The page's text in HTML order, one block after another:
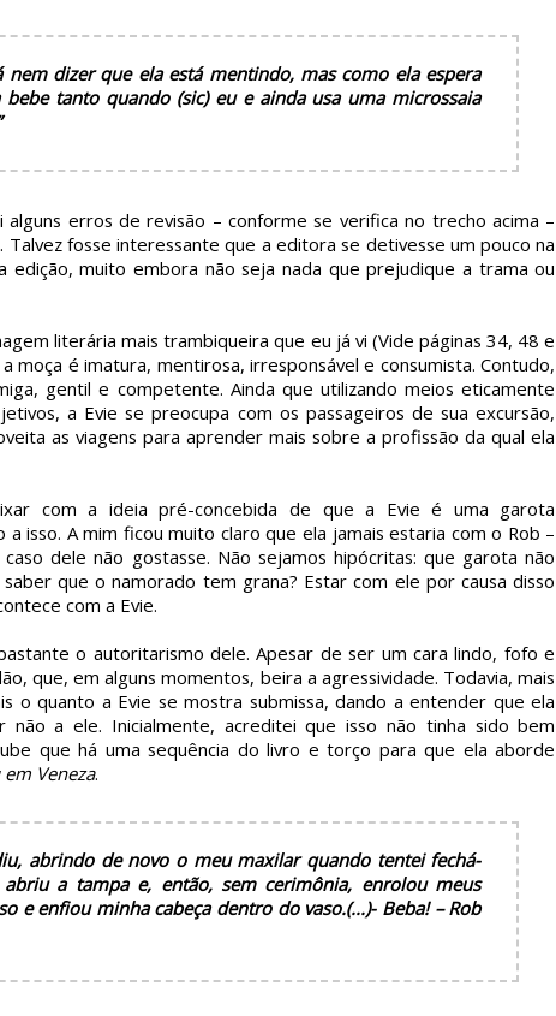
nem dizer que ela está mentindo, mas como ela espera
tanto quando (sic) eu e ainda usa uma microssaia
erros de revisão – conforme se verifica no trecho acima –
fosse interessante que a editora se detivesse um pouco na
edição, muito embora não seja nada que prejudique a trama ou
literária mais trambiqueira que eu já vi (Vide páginas 34, 48 e
moça é imatura, mentirosa, irresponsável e consumista. Contudo,
gentil e competente. Ainda que utilizando meios eticamente
a Evie se preocupa com os passageiros de sua excursão,
as viagens para aprender mais sobre a profissão da qual ela
com a ideia pré-concebida de que a Evie é uma garota
isso. A mim ficou muito claro que ela jamais estaria com o Rob –
dele não gostasse. Não sejamos hipócritas: que garota não
que o namorado tem grana? Estar com ele por causa disso
com a Evie.
o autoritarismo dele. Apesar de ser um cara lindo, fofo e
que, em alguns momentos, beira a agressividade. Todavia, mais
o quanto a Evie se mostra submissa, dando a entender que ela
não a ele. Inicialmente, acreditei que isso não tinha sido bem
que há uma sequência do livro e torço para que ela aborde
Veneza.
abrindo de novo o meu maxilar quando tentei fechá-
abriu a tampa e, então, sem cerimônia, enrolou meus
e enfiou minha cabeça dentro do vaso.(...)- Beba! – Rob